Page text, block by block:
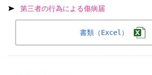
第三者の行為による傷病届
書類（Excel）